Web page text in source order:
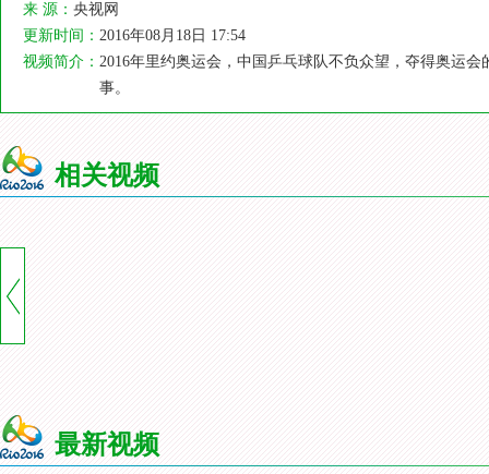
来 源： 央视网
更新时间： 2016年08月18日 17:54
视频简介： 2016年里约奥运会，中国乒乓球队不负众望，夺得奥运
事。
相关视频
最新视频